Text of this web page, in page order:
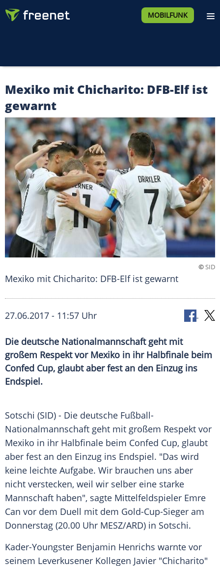
MOBILFUNK
Mexiko mit Chicharito: DFB-Elf ist
gewarnt
©SID
Mexiko mit Chicharito: DFB-Elf ist gewarnt
27.06.2017 - 11:57 Uhr
Die deutsche Nationalmannschaft geht mit
großem Respekt vor Mexiko in ihr Halbfinale beim
Confed Cup, glaubt aber fest an den Einzug ins
Endspiel.
Sotschi (SID) - Die deutsche Fußball-
Nationalmannschaft geht mit großem Respekt vor
Mexiko in ihr Halbfinale beim Confed Cup, glaubt
aber fest an den Einzug ins Endspiel. "Das wird
keine leichte Aufgabe. Wir brauchen uns aber
nicht verstecken, weil wir selber eine starke
Mannschaft haben", sagte Mittelfeldspieler Emre
Can vor dem Duell mit dem Gold-Cup-Sieger am
Donnerstag (20.00 Uhr MESZ/ARD) in Sotschi.
Kader-Youngster Benjamin Henrichs warnte vor
seinem Leverkusener Kollegen Javier "Chicharito"